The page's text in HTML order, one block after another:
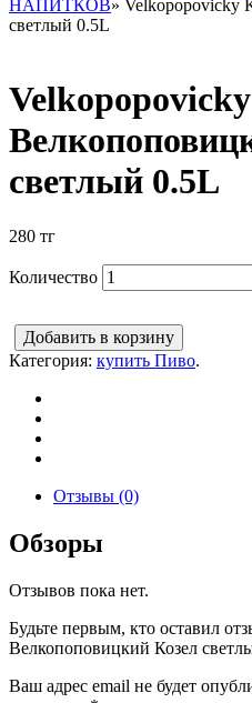
НАПИТКОВ» Velkopopovicky
светлый 0.5L
светлый 0.5L
280 тг
Количество
Добавить в корзину
Категория: купить Пиво.
Отзывы (0)
Обзоры
Отзывов пока нет.
Будьте первым, кто оставил
Велкопоповицкий Козел
Ваш адрес email не будет